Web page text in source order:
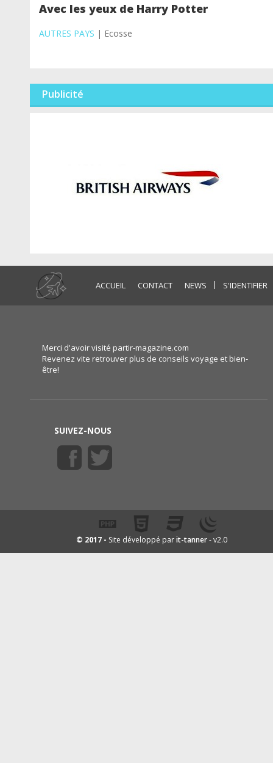
Avec les yeux de Harry Potter
AUTRES PAYS | Ecosse
Publicité
ACCUEIL CONTACT NEWS | S'IDENTIFIER
Merci d'avoir visité partir-magazine.com
Revenez vite retrouver plus de conseils voyage et bien-
être!
SUIVEZ-NOUS
© 2017 - Site développé parit-tanner- v2.0